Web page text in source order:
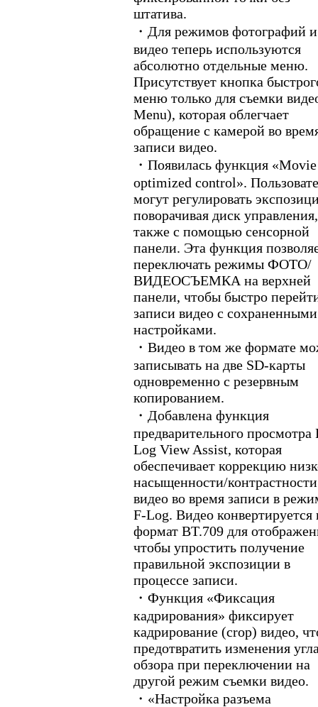
штатива.
・Для режимов фотографий и
видео теперь используются
абсолютно отдельные меню.
Присутствует кнопка
меню только для съемки
Menu), которая облегчает
обращение с камерой во
записи видео.
・Появилась функция «Movie
optimized control».
могут регулировать
поворачивая диск
также с помощью сенсорной
панели. Эта функция
переключать режимы ФОТО/
ВИДЕОСЪЕМКА на верхней
панели, чтобы быстро
записи видео с сохраненными
настройками.
・Видео в том же формате
записывать на две SD-карты
одновременно с резервным
копированием.
・Добавлена функция
предварительного просмотра
Log View Assist, которая
обеспечивает коррекцию
насыщенности/контрастности
видео во время записи в
F-Log. Видео конвертируется
формат BT.709 для
чтобы упростить получение
правильной экспозиции в
процессе записи.
・Функция «Фиксация
кадрирования» фиксирует
кадрирование (сrop) видео,
предотвратить изменения
обзора при переключении на
другой режим съемки видео.
・«Настройка разъема